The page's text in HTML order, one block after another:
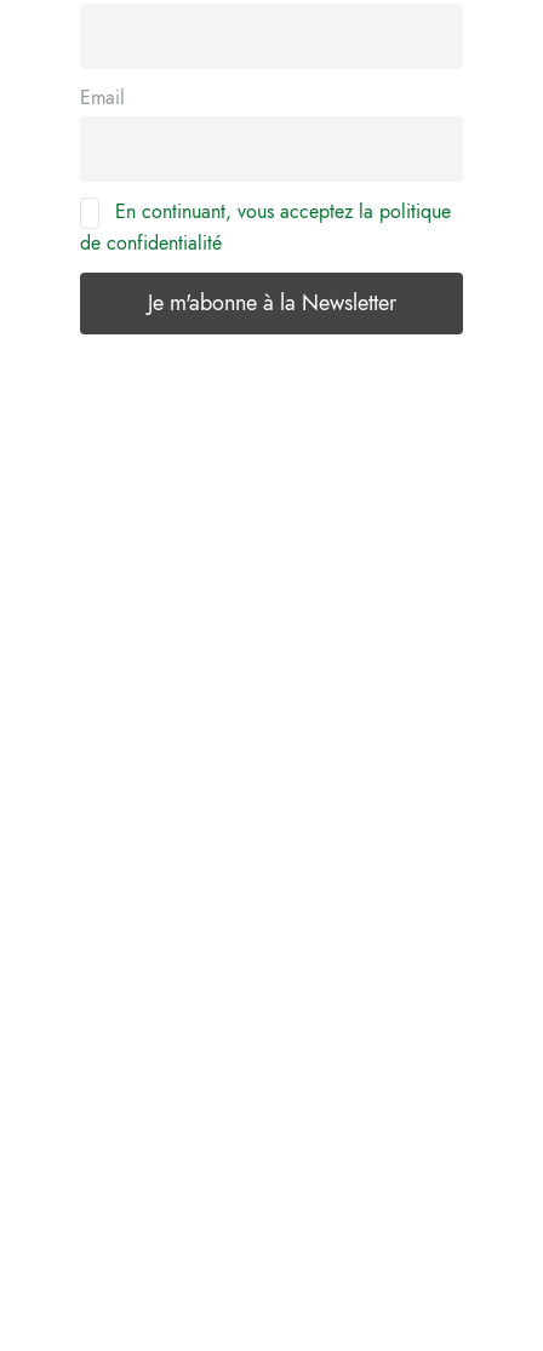
Email
En continuant, vous acceptez la politique
de confidentialité